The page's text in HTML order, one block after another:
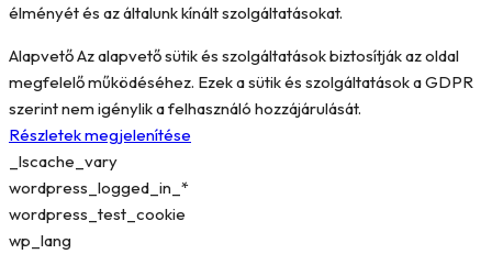
élményét és az általunk kínált szolgáltatásokat.
AlapvetőAz alapvető sütik és szolgáltatások biztosítják az oldal
megfelelő működéséhez. Ezek a sütik és szolgáltatások a GDPR
szerint nem igénylik a felhasználó hozzájárulását.
Részletek megjelenítése
_lscache_vary
wordpress_logged_in_*
wordpress_test_cookie
wp_lang